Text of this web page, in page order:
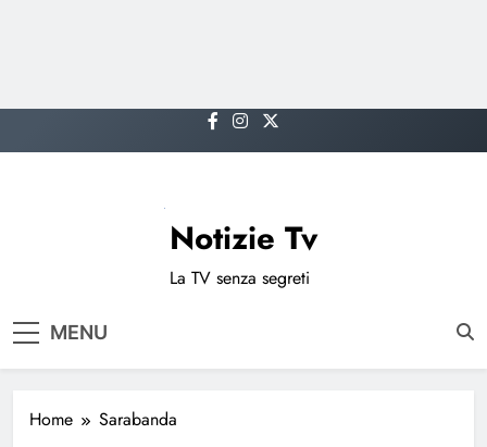
to
Notizie Tv
La TV senza segreti
MENU
Home Sarabanda